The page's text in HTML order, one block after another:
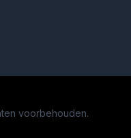
voorbehouden.